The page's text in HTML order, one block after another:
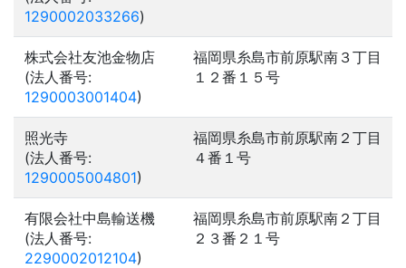
1290002033266)
株式会社友池金物店
(法人番号:
1290003001404)
福岡県糸島市前原駅南３丁目
１２番１５号
照光寺
(法人番号:
1290005004801)
福岡県糸島市前原駅南２丁目
４番１号
有限会社中島輸送機
(法人番号:
2290002012104)
福岡県糸島市前原駅南２丁目
２３番２１号